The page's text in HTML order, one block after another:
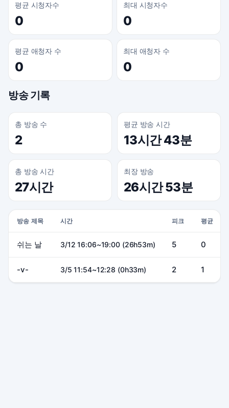
평균 시청자수
0
최대 시청자수
0
평균 애청자 수
0
최대 애청자 수
0
방송 기록
총 방송 수
2
평균 방송 시간
13시간 43분
총 방송 시간
27시간
최장 방송
26시간 53분
방송 제목 시간 피크 평균
쉬는 날 3/12 16:06~19:00 (26h53m) 5 0
-v- 3/5 11:54~12:28 (0h33m) 2 1